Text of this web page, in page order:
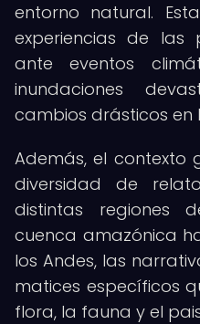
entorno natural.
experiencias de las
ante eventos
inundaciones
cambios drásticos en
Además, el contexto
diversidad de
distintas regiones
cuenca amazónica
los Andes, las
matices específicos
flora, la fauna y el